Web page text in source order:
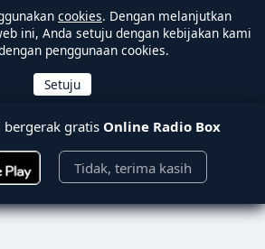
cookies. Dengan melanjutkan
ini, Anda setuju dengan kebijakan kami
penggunaan cookies.
bergerak gratis Online Radio Box
Tidak, terima kasih